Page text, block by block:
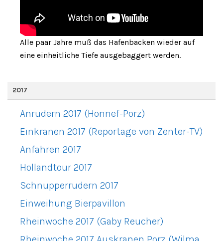
Alle paar Jahre muß das Hafenbacken wieder auf
eine einheitliche Tiefe ausgebaggert werden.
2017
Anrudern 2017 (Honnef-Porz)
Einkranen 2017 (Reportage von Zenter-TV)
Anfahren 2017
Hollandtour 2017
Schnupperrudern 2017
Einweihung Bierpavillon
Rheinwoche 2017 (Gaby Reucher)